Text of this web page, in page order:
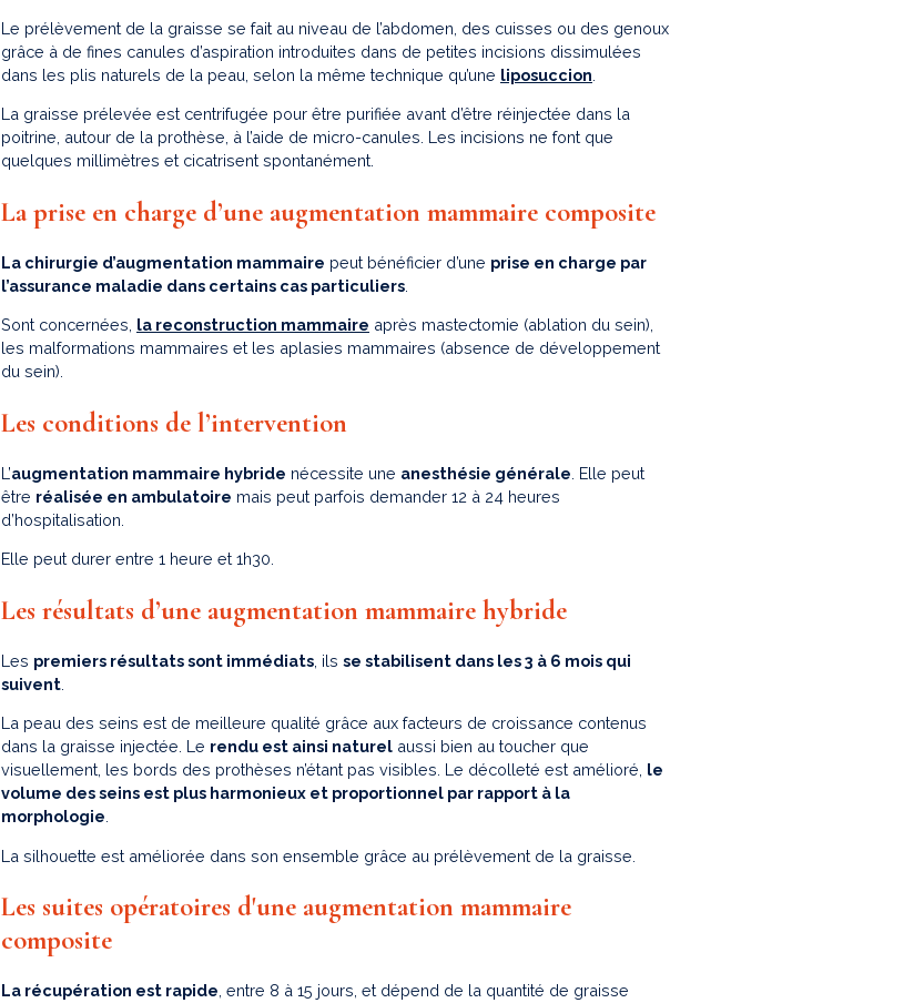
Le prélèvement de la graisse se fait au niveau de l’abdomen, des cuisses ou des genoux
grâce à de fines canules d’aspiration introduites dans de petites incisions dissimulées
dans les plis naturels de la peau, selon la même technique qu’une liposuccion
La graisse prélevée est centrifugée pour être purifiée avant d’être réinjectée dans la
poitrine, autour de la prothèse, à l’aide de micro-canules. Les incisions ne font que
quelques millimètres et cicatrisent spontanément.
La prise en charge d’une augmentation mammaire composite
La chirurgie d’augmentation mammaire peut bénéficier d’une prise en charge par
l’assurance maladie dans certains cas particuliers
Sont concernées, la reconstruction mammaire après mastectomie (ablation du sein),
les malformations mammaires et les aplasies mammaires (absence de développement
du sein).
Les conditions de l’intervention
L’augmentation mammaire hybride nécessite une anesthésie générale . Elle peut
être réalisée en ambulatoire mais peut parfois demander 12 à 24 heures
d’hospitalisation.
Elle peut durer entre 1 heure et 1h30.
Les résultats d’une augmentation mammaire hybride
Les premiers résultats sont immédiats , ils se stabilisent dans les 3 à 6 mois qui
suivent
La peau des seins est de meilleure qualité grâce aux facteurs de croissance contenus
dans la graisse injectée. Le rendu est ainsi naturel aussi bien au toucher que
visuellement, les bords des prothèses n’étant pas visibles. Le décolleté est amélioré, le
volume des seins est plus harmonieux et proportionnel par rapport à la
morphologie.
La silhouette est améliorée dans son ensemble grâce au prélèvement de la graisse.
Les suites opératoires d'une augmentation mammaire
composite
La récupération est rapide, entre 8 à 15 jours, et dépend de la quantité de graisse